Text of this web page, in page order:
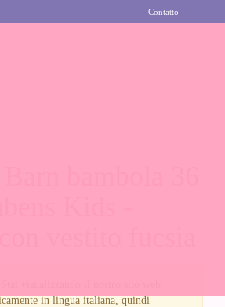
Contatto
Kids -
in lingua italiana, quindi